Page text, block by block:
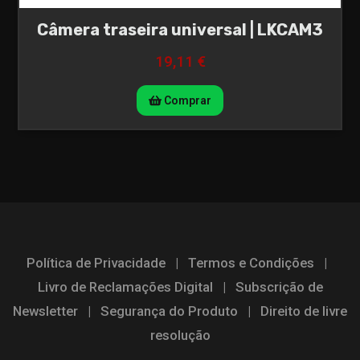
Câmera traseira universal | LKCAM3
19,11 €
Comprar
Política de Privacidade | Termos e Condições |
Livro de Reclamações Digital | Subscrição de
Newsletter | Segurança do Produto | Direito de livre
resolução